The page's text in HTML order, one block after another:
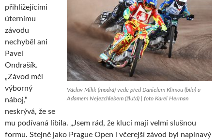
Václav Milík (modrá) vede před Danielem Klímou (bílá) a
Adamem Nejezchlebem (žlutá) | foto Karel Herman
přihlížejícími
úternímu
závodu
nechyběl ani
Pavel
Ondrašík.
„Závod měl
výborný
náboj,“
neskrývá, že se
mu podívaná líbila. „Jsem rád, že kluci mají velmi slušnou
formu. Stejně jako Prague Open i včerejší závod byl napínavý